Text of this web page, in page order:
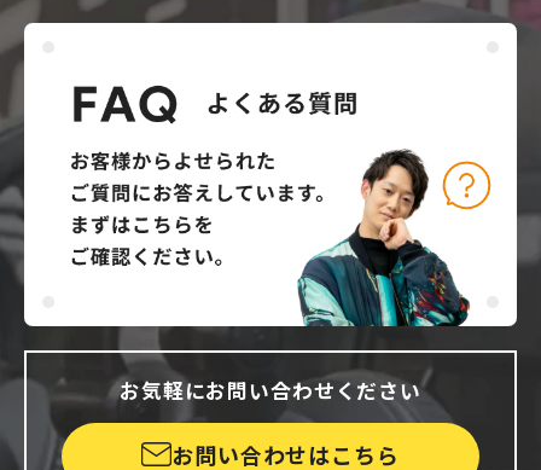
お気軽にお問い合わせください
お問い合わせはこちら